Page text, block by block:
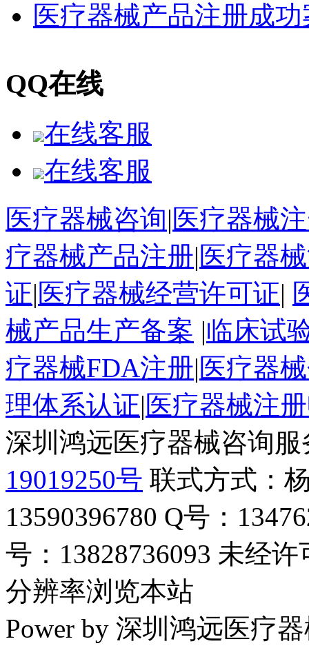
医疗器械产品注册成
QQ在线
在线客服
在线客服
医疗器械咨询|医疗器械
疗器械产品注册|医疗器
证|医疗器械经营许可证|
械产品生产备案 |临床试
疗器械FDA注册|医疗器
理体系认证|医疗器械注
深圳鸿远医疗器械咨询
19019250号 联式方式：
13590396780 Q号：
号：13828736093 未经
分辨率浏览本站
Power by 深圳鸿远医疗